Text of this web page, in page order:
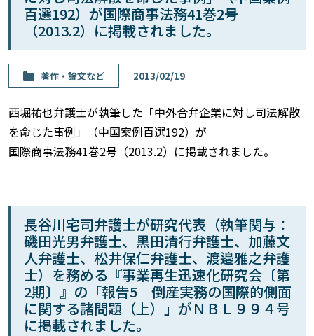
百選192）が国際商事法務41巻2号
（2013.2）に掲載されました。
著作・論⽂など 2013/02/19
西堀祐也弁護士が執筆した「中外合弁企業に対し司法解散
を命じた事例」（中国案例百選192）が
国際商事法務41巻2号（2013.2）に掲載されました。
長谷川宅司弁護士が研究代表（執筆関与：
磯田光男弁護士、黒田清行弁護士、加藤文
人弁護士、松井保仁弁護士、渡邉雅之弁護
士）を務める『事業再生迅速化研究会〔第
2期〕』の「報告5 倒産実務の国際的側面
に関する諸問題（上）」がＮＢＬ９９４号
に掲載されました。